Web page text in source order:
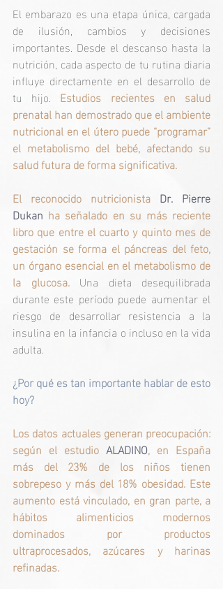
El embarazo es una etapa única, cargada
de ilusión, cambios y decisiones
importantes. Desde el descanso hasta la
nutrición, cada aspecto de tu rutina diaria
influye directamente en el desarrollo de
tu hijo. Estudios recientes en salud
prenatal han demostrado que el ambiente
nutricional en el útero puede “programar”
el metabolismo del bebé, afectando su
salud futura de forma significativa.
El reconocido nutricionista Dr. Pierre
Dukan ha señalado en su más reciente
libro que entre el cuarto y quinto mes de
gestación se forma el páncreas del feto,
un órgano esencial en el metabolismo de
la glucosa. Una dieta desequilibrada
durante este período puede aumentar el
riesgo de desarrollar resistencia a la
insulina en la infancia o incluso en la vida
adulta.
¿Por qué es tan importante hablar de esto
hoy?
Los datos actuales generan preocupación:
según el estudio ALADINO, en España
más del 23% de los niños tienen
sobrepeso y más del 18% obesidad. Este
aumento está vinculado, en gran parte, a
hábitos alimenticios modernos
dominados por productos
ultraprocesados, azúcares y harinas
refinadas.